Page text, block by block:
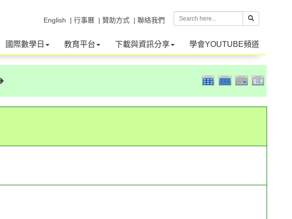
| 聯絡我們
| 贊助方式
| 行事曆
English
國際數學日 教育平台 下載與資訊分享 學會YOUTUBE頻道